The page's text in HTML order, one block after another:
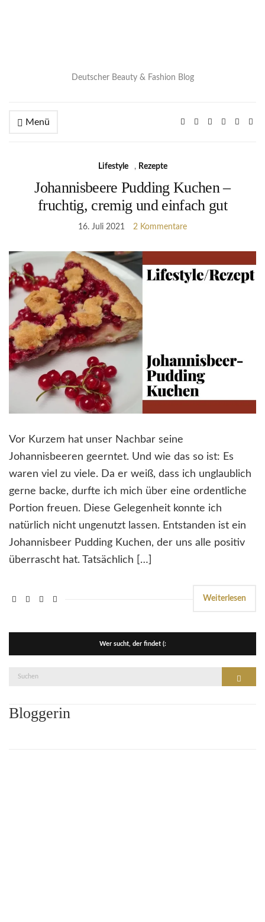
Deutscher Beauty & Fashion Blog
Menü
Lifestyle , Rezepte
Johannisbeere Pudding Kuchen –
fruchtig, cremig und einfach gut
16. Juli 2021 2 Kommentare
Vor Kurzem hat unser Nachbar seine
Johannisbeeren geerntet. Und wie das so ist: Es
waren viel zu viele. Da er weiß, dass ich unglaublich
gerne backe, durfte ich mich über eine ordentliche
Portion freuen. Diese Gelegenheit konnte ich
natürlich nicht ungenutzt lassen. Entstanden ist ein
Johannisbeer Pudding Kuchen, der uns alle positiv
überrascht hat. Tatsächlich […]
Weiterlesen
Wer sucht, der findet (:
Suche
Bloggerin